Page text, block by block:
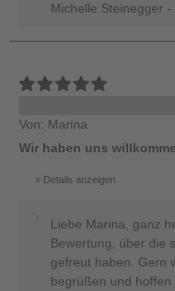
Michelle Steinegger
Von: Marina
Wir haben uns
Details anzeigen
Liebe Marina, ganz
Bewertung, über die
gefreut haben. Gern
begrüßen und